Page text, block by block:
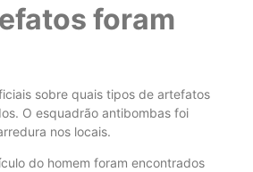
foram
sobre quais tipos de artefatos
O esquadrão antibombas foi
nos locais.
do homem foram encontrados